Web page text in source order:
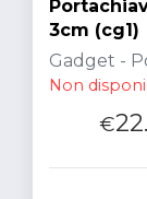
3cm (cg1)
Gadget -
Non
€